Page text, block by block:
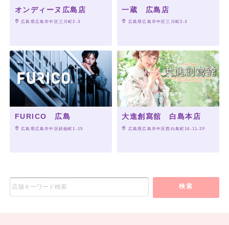
オンディーヌ広島店
広島県広島市中区三川町2-3
一蔵 広島店
広島県広島市中区三川町2-3
FURICO 広島
広島県広島市中区鉄砲町1-15
大進創寫舘 白島本店
広島県広島市中区西白島町16-11-2F
検索